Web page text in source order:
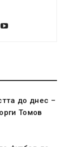
до днес –
Томов